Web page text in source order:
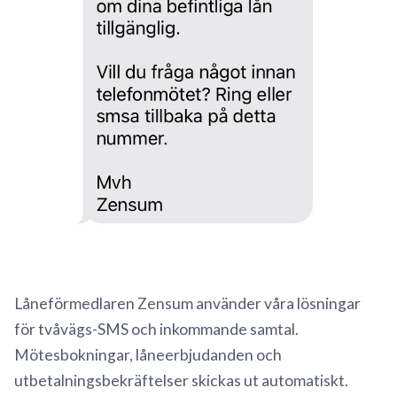
Låneförmedlaren Zensum använder våra lösningar
för tvåvägs-SMS och inkommande samtal.
Mötesbokningar, låneerbjudanden och
utbetalningsbekräftelser skickas ut automatiskt.